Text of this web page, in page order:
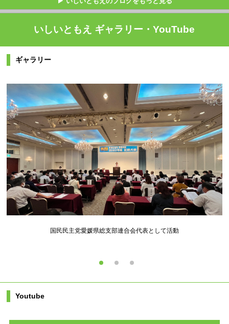
いしいともえ ギャラリー・YouTube
ギャラリー
国民民主党愛媛県総支部連合会代表として活動
Youtube